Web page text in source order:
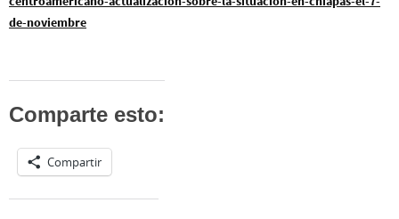
de-noviembre
Comparte esto:
Compartir